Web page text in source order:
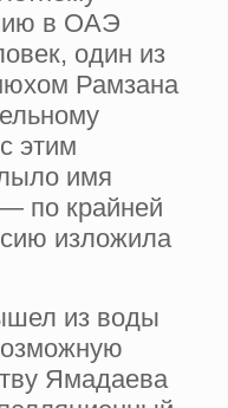
в ОАЭ
один из
Рамзана
этим
имя
по крайней
изложила
из воды
Ямадаева